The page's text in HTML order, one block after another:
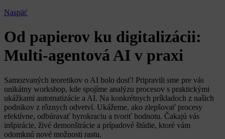
Naspäť
Od papierov ku digitalizácii:
Multi-agentová AI v praxi
Samozvaných teoretikov o AI bolo dosť! Pripravili sme pre vás
unikátny workshop, kde spojíme analýzu procesov s praktickými
ukážkami automatizácie a AI. Na konkrétnych príkladoch z našich
podnikov z rôznych odvetví. Ukážeme, ako zlepšovať procesy
efektívne, odbúravať byrokraciu a tvoriť hodnotu. Čakajú vás
inšpirácie, živé demonštrácie a prípadové štúdie, ktoré vám
odomknú nové možnosti rastu.